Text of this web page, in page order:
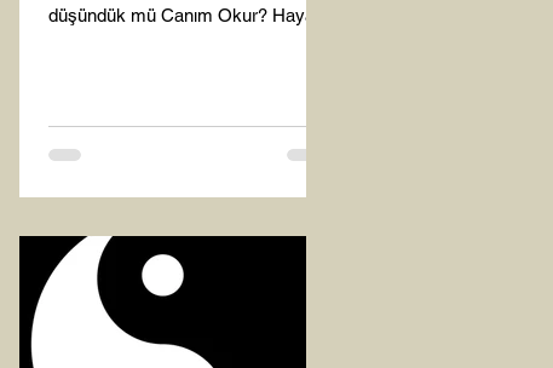
düşündük mü Canım Okur? Hayatta